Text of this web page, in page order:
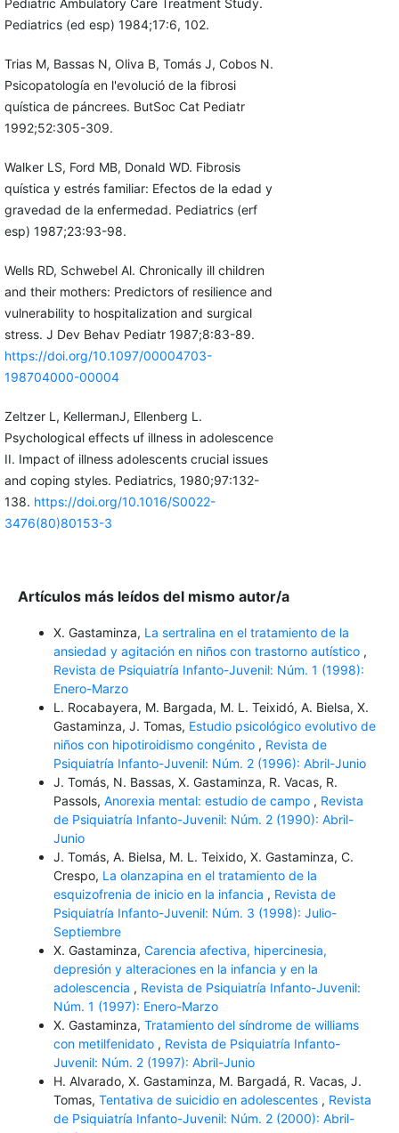
Pediatric Ambulatory Care Treatment Study.
Pediatrics (ed esp) 1984;17:6, 102.
Trias M, Bassas N, Oliva B, Tomás J, Cobos N.
Psicopatología en l'evolució de la fibrosi
quística de páncrees. ButSoc Cat Pediatr
1992;52:305-309.
Walker LS, Ford MB, Donald WD. Fibrosis
quística y estrés familiar: Efectos de la edad y
gravedad de la enfermedad. Pediatrics (erf
esp) 1987;23:93-98.
Wells RD, Schwebel Al. Chronically ill children
and their mothers: Predictors of resilience and
vulnerability to hospitalization and surgical
stress. J Dev Behav Pediatr 1987;8:83-89.
https://doi.org/10.1097/00004703-
198704000-00004
Zeltzer L, KellermanJ, Ellenberg L.
Psychological effects uf illness in adolescence
II. Impact of illness adolescents crucial issues
and coping styles. Pediatrics, 1980;97:132-
138. https://doi.org/10.1016/S0022-
3476(80)80153-3
Artículos más leídos del mismo autor/a
X. Gastaminza, La sertralina en el tratamiento de la
ansiedad y agitación en niños con trastorno autístico ,
Revista de Psiquiatría Infanto-Juvenil: Núm. 1 (1998):
Enero-Marzo
L. Rocabayera, M. Bargada, M. L. Teixidó, A. Bielsa, X.
Gastaminza, J. Tomas, Estudio psicológico evolutivo de
niños con hipotiroidismo congénito , Revista de
Psiquiatría Infanto-Juvenil: Núm. 2 (1996): Abril-Junio
J. Tomás, N. Bassas, X. Gastaminza, R. Vacas, R.
Passols, Anorexia mental: estudio de campo , Revista
de Psiquiatría Infanto-Juvenil: Núm. 2 (1990): Abril-
Junio
J. Tomás, A. Bielsa, M. L. Teixido, X. Gastaminza, C.
Crespo, La olanzapina en el tratamiento de la
esquizofrenia de inicio en la infancia , Revista de
Psiquiatría Infanto-Juvenil: Núm. 3 (1998): Julio-
Septiembre
X. Gastaminza, Carencia afectiva, hipercinesia,
depresión y alteraciones en la infancia y en la
adolescencia , Revista de Psiquiatría Infanto-Juvenil:
Núm. 1 (1997): Enero-Marzo
X. Gastaminza, Tratamiento del síndrome de williams
con metilfenidato , Revista de Psiquiatría Infanto-
Juvenil: Núm. 2 (1997): Abril-Junio
H. Alvarado, X. Gastaminza, M. Bargadá, R. Vacas, J.
Tomas, Tentativa de suicidio en adolescentes , Revista
de Psiquiatría Infanto-Juvenil: Núm. 2 (2000): Abril-